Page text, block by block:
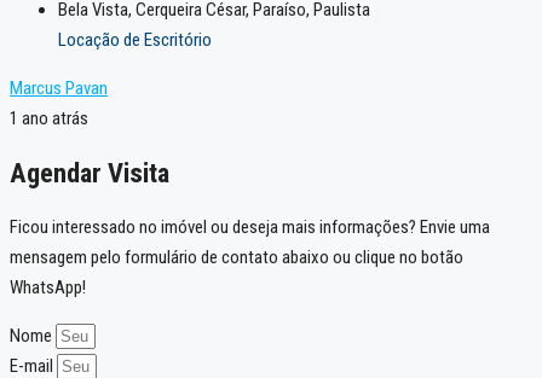
Bela Vista, Cerqueira César, Paraíso, Paulista
Locação de Escritório
Marcus Pavan
1 ano atrás
Agendar Visita
Ficou interessado no imóvel ou deseja mais informações? Envie uma
mensagem pelo formulário de contato abaixo ou clique no botão
WhatsApp!
Nome
E-mail